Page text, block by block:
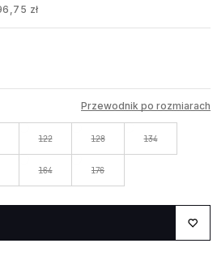
zł
Przewodnik po rozmiarach
122 128 134
164 176